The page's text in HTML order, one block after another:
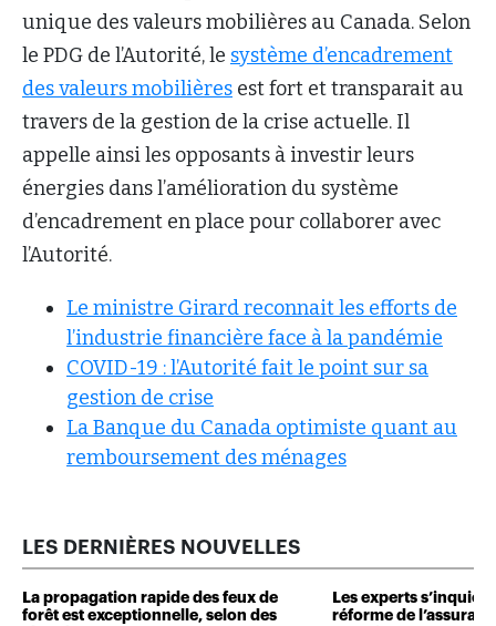
unique des valeurs mobilières au Canada. Selon
le PDG de l’Autorité, le système d’encadrement
des valeurs mobilières est fort et transparait au
travers de la gestion de la crise actuelle. Il
appelle ainsi les opposants à investir leurs
énergies dans l’amélioration du système
d’encadrement en place pour collaborer avec
l’Autorité.
Le ministre Girard reconnait les efforts de
l’industrie financière face à la pandémie
COVID-19 : l’Autorité fait le point sur sa
gestion de crise
La Banque du Canada optimiste quant au
remboursement des ménages
LES DERNIÈRES NOUVELLES
La propagation rapide des feux de
forêt est exceptionnelle, selon des
Les experts
réforme de